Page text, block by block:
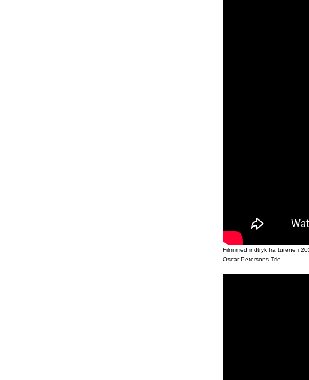
Film med indtryk fra turene i
Oscar Petersons Trio.